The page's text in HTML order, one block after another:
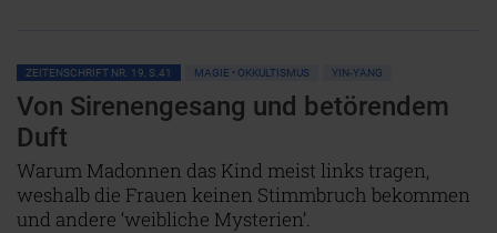
ZEITENSCHRIFT NR. 19, S.41 MAGIE • OKKULTISMUS YIN-YANG
Von Sirenengesang und betörendem
Duft
Warum Madonnen das Kind meist links tragen,
weshalb die Frauen keinen Stimmbruch bekommen
und andere ‘weibliche Mysterien’.